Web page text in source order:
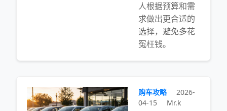
人根据预算和需
求做出更合适的
选择，避免多花
冤枉钱。
购车攻略
2026-
04-15
Mr.k